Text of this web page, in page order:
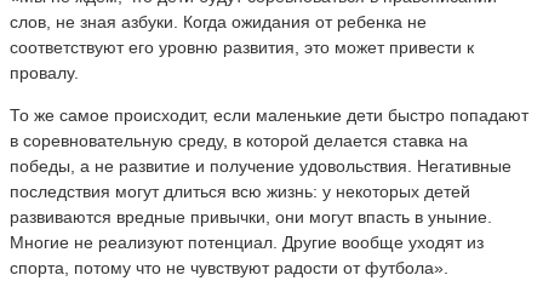
слов, не зная азбуки. Когда ожидания от ребенка не
соответствуют его уровню развития, это может привести к
провалу.
То же самое происходит, если маленькие дети быстро попадают
в соревновательную среду, в которой делается ставка на
победы, а не развитие и получение удовольствия. Негативные
последствия могут длиться всю жизнь: у некоторых детей
развиваются вредные привычки, они могут впасть в уныние.
Многие не реализуют потенциал. Другие вообще уходят из
спорта, потому что не чувствуют радости от футбола».